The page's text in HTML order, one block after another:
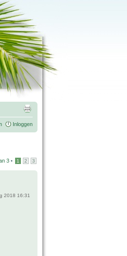
Inloggen
3 • 1 2 3
2018 16:31